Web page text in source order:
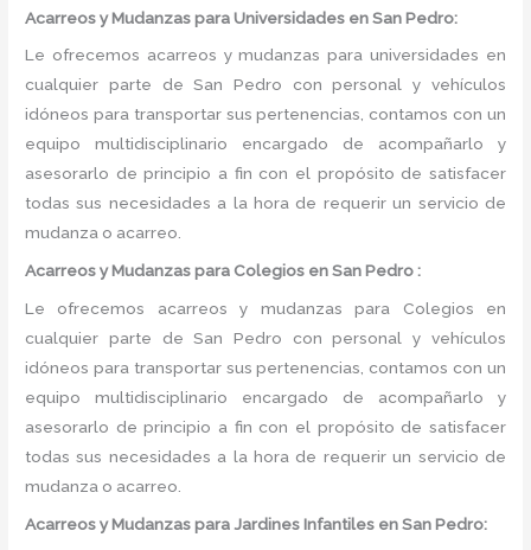
Acarreos y Mudanzas para Universidades en San Pedro:
Le ofrecemos acarreos y mudanzas para universidades en
cualquier parte de San Pedro con personal y vehículos
idóneos para transportar sus pertenencias, contamos con un
equipo multidisciplinario encargado de acompañarlo y
asesorarlo de principio a fin con el propósito de satisfacer
todas sus necesidades a la hora de requerir un servicio de
mudanza o acarreo.
Acarreos y Mudanzas para Colegios en San Pedro :
Le ofrecemos acarreos y mudanzas para Colegios en
cualquier parte de San Pedro con personal y vehículos
idóneos para transportar sus pertenencias, contamos con un
equipo multidisciplinario encargado de acompañarlo y
asesorarlo de principio a fin con el propósito de satisfacer
todas sus necesidades a la hora de requerir un servicio de
mudanza o acarreo.
Acarreos y Mudanzas para Jardines Infantiles en San Pedro: